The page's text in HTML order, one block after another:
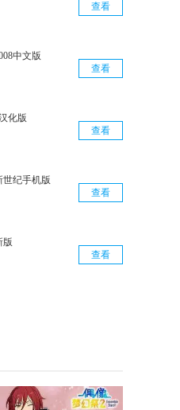
查看
中文版
查看
化版
查看
世纪手机版
查看
版
查看